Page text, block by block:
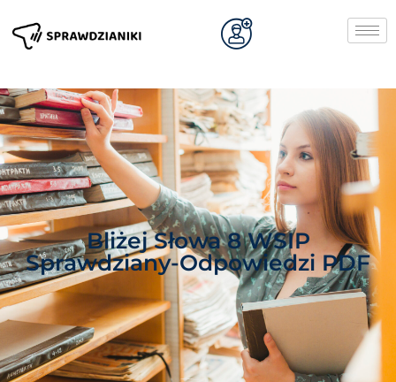
Bliżej Słowa 8 WSIP
Sprawdziany-Odpowiedzi PDF